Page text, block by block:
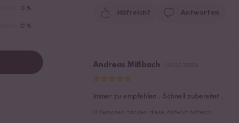
0 %
0 %
Hilfreich? Antworten
Andreas Mißbach
Immer zu empfehlen . Schnell zubereitet .